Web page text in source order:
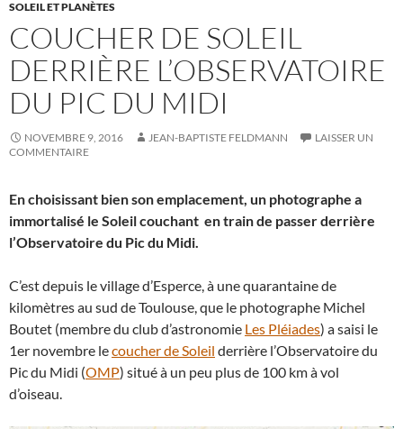
SOLEIL ET PLANÈTES
COUCHER DE SOLEIL
DERRIÈRE L’OBSERVATOIRE
DU PIC DU MIDI
NOVEMBRE 9, 2016 JEAN-BAPTISTE FELDMANN
LAISSER UN
COMMENTAIRE
En choisissant bien son emplacement, un photographe a
immortalisé le Soleil couchant en train de passer derrière
l’Observatoire du Pic du Midi.
C’est depuis le village d’Esperce, à une quarantaine de
kilomètres au sud de Toulouse, que le photographe Michel
Boutet (membre du club d’astronomie Les Pléiades) a saisi le
1er novembre lecoucher de Soleil derrière l’Observatoire du
Pic du Midi (OMP) situé à un peu plus de 100 km à vol
d’oiseau.